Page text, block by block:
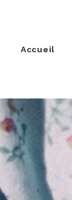
Accueil